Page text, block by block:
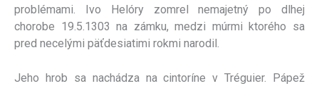
problémami. Ivo Helóry zomrel nemajetný po dlhej
chorobe 19.5.1303 na zámku, medzi múrmi ktorého sa
pred necelými päťdesiatimi rokmi narodil.
Jeho hrob sa nachádza na cintoríne v Tréguier. Pápež